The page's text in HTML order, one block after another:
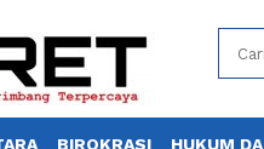
BIROKRASI HUKUM